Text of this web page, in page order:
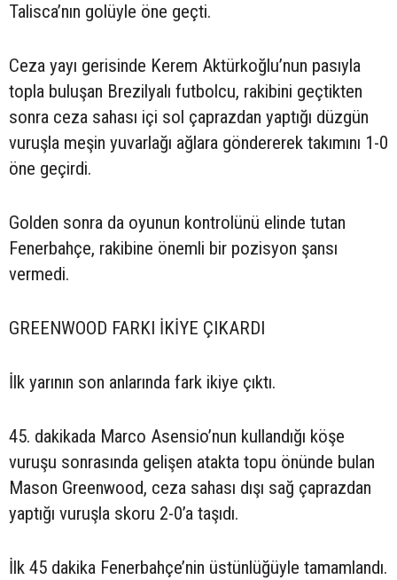
Talisca’nın golüyle öne geçti.
Ceza yayı gerisinde Kerem Aktürkoğlu’nun pasıyla
topla buluşan Brezilyalı futbolcu, rakibini geçtikten
sonra ceza sahası içi sol çaprazdan yaptığı düzgün
vuruşla meşin yuvarlağı ağlara göndererek takımını 1-0
öne geçirdi.
Golden sonra da oyunun kontrolünü elinde tutan
Fenerbahçe, rakibine önemli bir pozisyon şansı
vermedi.
GREENWOOD FARKI İKİYE ÇIKARDI
İlk yarının son anlarında fark ikiye çıktı.
45. dakikada Marco Asensio’nun kullandığı köşe
vuruşu sonrasında gelişen atakta topu önünde bulan
Mason Greenwood, ceza sahası dışı sağ çaprazdan
yaptığı vuruşla skoru 2-0’a taşıdı.
İlk 45 dakika Fenerbahçe’nin üstünlüğüyle tamamlandı.